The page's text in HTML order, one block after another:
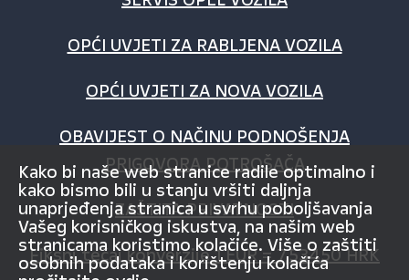
OPĆI UVJETI ZA RABLJENA VOZILA
OPĆI UVJETI ZA NOVA VOZILA
OBAVIJEST O NAČINU PODNOŠENJA
PRIGOVORA POTROŠAČA
ZAŠTITA PRIVATNOSTI
Fiksni tečaj konverzije 1 EUR = 7,53450 HRK
Kako bi naše web stranice radile optimalno i
kako bismo bili u stanju vršiti daljnja
unaprjeđenja stranica u svrhu poboljšavanja
Vašeg korisničkog iskustva, na našim web
stranicama koristimo kolačiće. Više o zaštiti
osobnih podataka i korištenju kolačića